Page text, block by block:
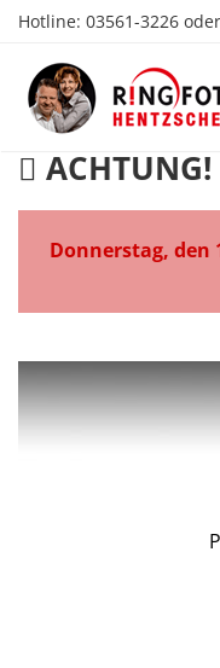
Hotline: 03561-3226 oder
Donnerstag, den